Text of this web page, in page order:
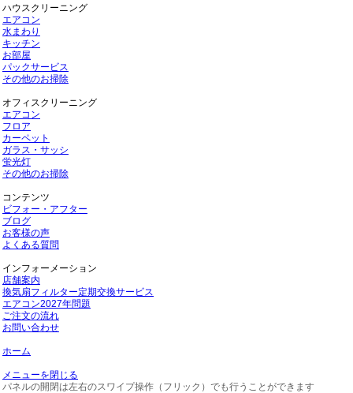
ハウスクリーニング
エアコン
水まわり
キッチン
お部屋
パックサービス
その他のお掃除
オフィスクリーニング
エアコン
フロア
カーペット
ガラス・サッシ
蛍光灯
その他のお掃除
コンテンツ
ビフォー・アフター
ブログ
お客様の声
よくある質問
インフォーメーション
店舗案内
換気扇フィルター定期交換サービス
エアコン2027年問題
ご注文の流れ
お問い合わせ
ホーム
メニューを閉じる
パネルの開閉は左右のスワイプ操作（フリック）でも行うことができます